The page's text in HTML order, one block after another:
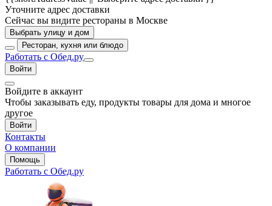
Уточните адрес доставки
Сейчас вы видите рестораны в Москве
Выбрать улицу и дом
Ресторан, кухня или блюдо
Работать с Обед.ру
Войти
Войдите в аккаунт
Чтобы заказывать еду, продукты товары для дома и многое
другое
Войти
Контакты
О компании
Помощь
Работать с Обед.ру